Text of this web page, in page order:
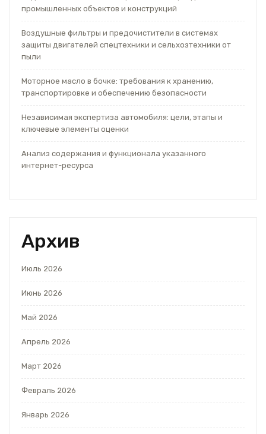
промышленных объектов и конструкций
Воздушные фильтры и предочистители в системах
защиты двигателей спецтехники и сельхозтехники от
пыли
Моторное масло в бочке: требования к хранению,
транспортировке и обеспечению безопасности
Независимая экспертиза автомобиля: цели, этапы и
ключевые элементы оценки
Анализ содержания и функционала указанного
интернет-ресурса
Архив
Июль 2026
Июнь 2026
Май 2026
Апрель 2026
Март 2026
Февраль 2026
Январь 2026